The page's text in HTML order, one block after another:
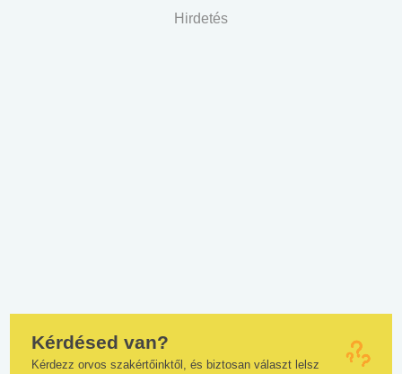
Hirdetés
Kérdésed van?
Kérdezz orvos szakértőinktől, és biztosan választ lelsz